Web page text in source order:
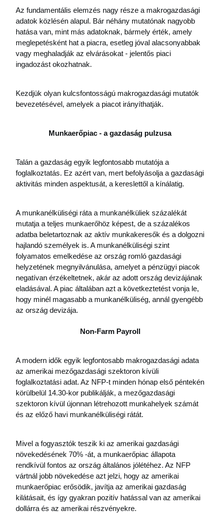
Az fundamentális elemzés nagy része a makrogazdasági
adatok közlésén alapul. Bár néhány mutatónak nagyobb
hatása van, mint más adatoknak, bármely érték, amely
meglepetésként hat a piacra, esetleg jóval alacsonyabbak
vagy meghaladják az elvárásokat - jelentős piaci
ingadozást okozhatnak.
Kezdjük olyan kulcsfontosságú makrogazdasági mutatók
bevezetésével, amelyek a piacot irányíthatják.
Munkaerőpiac - a gazdaság pulzusa
Talán a gazdaság egyik legfontosabb mutatója a
foglalkoztatás. Ez azért van, mert befolyásolja a gazdasági
aktivitás minden aspektusát, a kereslettől a kínálatig.
A munkanélküliségi ráta a munkanélküliek százalékát
mutatja a teljes munkaerőhöz képest, de a százalékos
adatba beletartoznak az aktív munkakeresők és a dolgozni
hajlandó személyek is. A munkanélküliségi szint
folyamatos emelkedése az ország romló gazdasági
helyzetének megnyilvánulása, amelyet a pénzügyi piacok
negatívan érzékeltetnek, akár az adott ország devizájának
eladásával. A piac általában azt a következtetést vonja le,
hogy minél magasabb a munkanélküliség, annál gyengébb
az ország devizája.
Non-Farm Payroll
A modern idők egyik legfontosabb makrogazdasági adata
az amerikai mezőgazdasági szektoron kívüli
foglalkoztatási adat. Az NFP-t minden hónap első péntekén
körülbelül 14.30-kor publikálják, a mezőgazdasági
szektoron kívül újonnan létrehozott munkahelyek számát
és az előző havi munkanélküliségi rátát.
Mivel a fogyasztók teszik ki az amerikai gazdasági
növekedésének 70% -át, a munkaerőpiac állapota
rendkívül fontos az ország általános jólétéhez. Az NFP
vártnál jobb növekedése azt jelzi, hogy az amerikai
munkaerőpiac erősödik, javítja az amerikai gazdaság
kilátásait, és így gyakran pozitív hatással van az amerikai
dollárra és az amerikai részvényekre.